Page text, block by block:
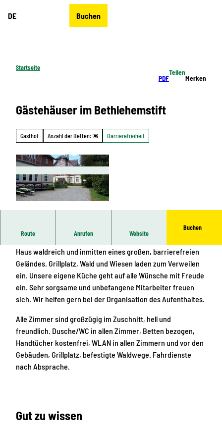
DE Buchen
Startseite
PDF
Teilen
Merken
Gästehäuser im Bethlehemstift
Gasthof Anzahl der Betten: 76 Barrierefreiheit
Route Anrufen Website
Buchen
Haus waldreich und inmitten eines großen, barrierefreien
Geländes. Grillplatz, Wald und Wiesen laden zum Verweilen
ein. Unsere eigene Küche geht auf alle Wünsche mit Freude
ein. Sehr sorgsame und unbefangene Mitarbeiter freuen
sich. Wir helfen gern bei der Organisation des Aufenthaltes.
Alle Zimmer sind großzügig im Zuschnitt, hell und
freundlich. Dusche/WC in allen Zimmer, Betten bezogen,
Handtücher kostenfrei, WLAN in allen Zimmern und vor den
Gebäuden, Grillplatz, befestigte Waldwege. Fahrdienste
nach Absprache.
Gut zu wissen